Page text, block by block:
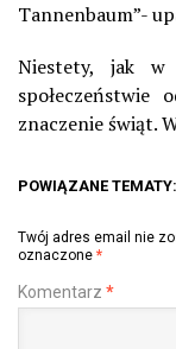
Tannenbaum”-
Niestety, jak
społeczeństwie
znaczenie świąt.
POWIĄZANE TEMATY:
Twój adres email nie
oznaczone *
Komentarz *